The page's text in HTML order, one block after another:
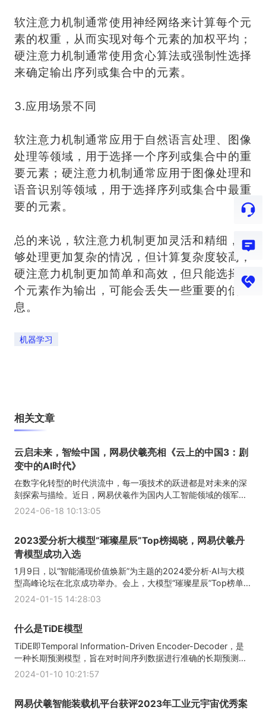
软注意力机制通常使用神经网络来计算每个元
素的权重，从而实现对每个元素的加权平均；
硬注意力机制通常使用贪心算法或强制性选择
来确定输出序列或集合中的元素。
3.应用场景不同
软注意力机制通常应用于自然语言处理、图像
处理等领域，用于选择一个序列或集合中的重
要元素；硬注意力机制通常应用于图像处理和
语音识别等领域，用于选择序列或集合中最重
要的元素。
总的来说，软注意力机制更加灵活和精细，能
够处理更加复杂的情况，但计算复杂度较高；
硬注意力机制更加简单和高效，但只能选择一
个元素作为输出，可能会丢失一些重要的信
息。
机器学习
相关文章
云启未来，智绘中国，网易伏羲亮相《云上的中国3：剧
变中的AI时代》
在数字化转型的时代洪流中，每一项技术的跃进都是对未来的深
刻探索与描绘。近日，网易伏羲作为国内人工智能领域的领军...
2024-06-18 10:13:05
2023爱分析大模型“璀璨星辰”Top榜揭晓，网易伏羲丹
青模型成功入选
1月9日，以“智能涌现价值焕新”为主题的2024爱分析·AI与大模
型高峰论坛在北京成功举办。会上，大模型“璀璨星辰”Top榜单...
2024-01-15 14:28:03
什么是TiDE模型
TiDE即Temporal Information-Driven Encoder-Decoder，是
一种长期预测模型，旨在对时间序列数据进行准确的长期预测...
2024-01-10 10:21:57
网易伏羲智能装载机平台获评2023年工业元宇宙优秀案